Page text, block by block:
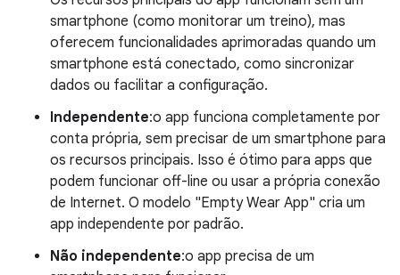
smartphone (como monitorar um treino), mas
oferecem funcionalidades aprimoradas quando um
smartphone está conectado, como sincronizar
dados ou facilitar a configuração.
Independente:o app funciona completamente por
conta própria, sem precisar de um smartphone para
os recursos principais. Isso é ótimo para apps que
podem funcionar off-line ou usar a própria conexão
de Internet. O modelo "Empty Wear App" cria um
app independente por padrão.
Não independente:o app precisa de um